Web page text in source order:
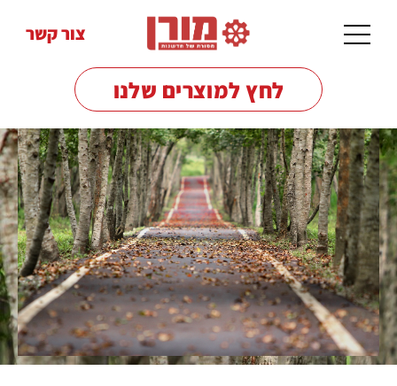
צור קשר
לחץ למוצרים שלנו
מכונות
שטיפה
לרצפות
מכונות
שטיפה
בלחץ